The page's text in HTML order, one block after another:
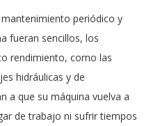
periódico y
fueran sencillos, los
rendimiento, como las
hidráulicas y de
a que su máquina vuelva a
de trabajo ni sufrir tiempos